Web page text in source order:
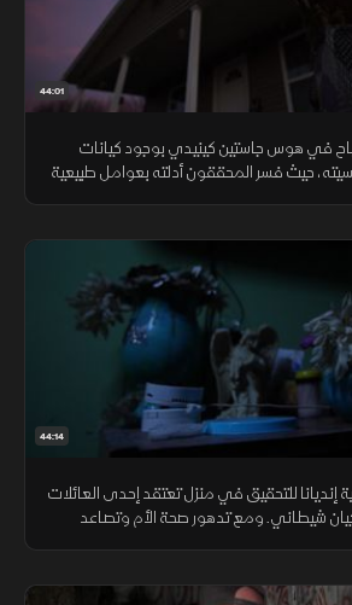
44:01
في هوس جاستين كينيدي بوجود كيانات
حيث فسر المحققون أدلته بعوامل طبيعية
44:14
إنديانا للتحقيق في منزل تعتقد إحدى العائلات
شيطاني. ومع تدهور صحة الأم وتصاعد